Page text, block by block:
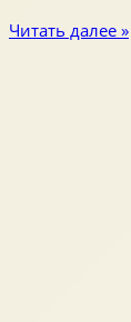
Читать далее »